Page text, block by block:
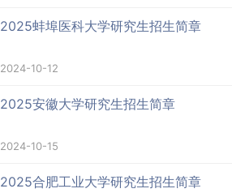
2025蚌埠医科大学研究生招生简章
2024-10-12
2025安徽大学研究生招生简章
2024-10-15
2025合肥工业大学研究生招生简章